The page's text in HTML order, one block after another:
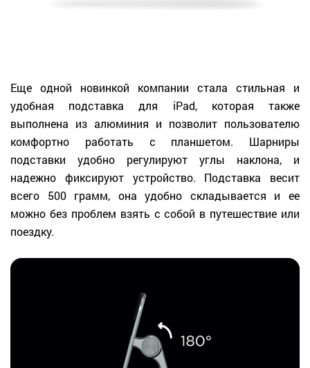
Еще одной новинкой компании стала стильная и
удобная подставка для iPad, которая также
выполнена из алюминия и позволит пользователю
комфортно работать с планшетом. Шарниры
подставки удобно регулируют углы наклона, и
надежно фиксируют устройство. Подставка весит
всего 500 грамм, она удобно складывается и ее
можно без проблем взять с собой в путешествие или
поездку.